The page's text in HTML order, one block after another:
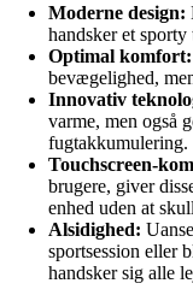
Moderne design:
handsker et
Optimal komfort:
bevægelighed,
Innovativ
varme, men også
fugtakkumulering.
Touchscreen-
brugere, giver
enhed uden at
Alsidighed:
sportsession eller
handsker sig alle